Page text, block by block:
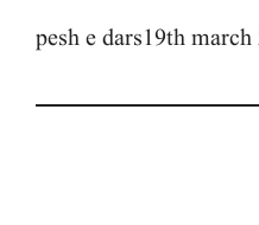
pesh e dars19th march